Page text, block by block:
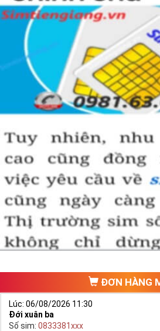
Hướng dẫn mua Sim Lục
Simtiengiang.vn.
Sim Tiền Giang là đơn vị cung cấp sim
uy tín chất lượng.
Chọn mua sim số đẹp thường mất nhiều
một số phải vừa đẹp, vừa tốt về phong
hảo. Vậy phải làm sao?
- Cách nhanh nhất để chọn mua được
đầu trang chủ. Đây là danh sách sim
lý do nên bạn có thể chọn mua được số
Ngoài ra quý khách chưa ưng ý về sim
khảo thêm Sim Vinaphone,Sim Gmobile,
ĐƠN HÀNG
Lúc: 06/08/2026 11:30
Đới xuân ba
Số sim: 0833381xxx